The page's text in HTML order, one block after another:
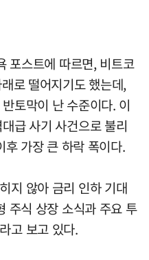
포스트에 따르면, 비트코
로 떨어지기도 했는데,
토막이 난 수준이다. 이
급 사기 사건으로 불리
가장 큰 하락 폭이다.
지 않아 금리 인하 기대
주식 상장 소식과 주요 투
고 보고 있다.